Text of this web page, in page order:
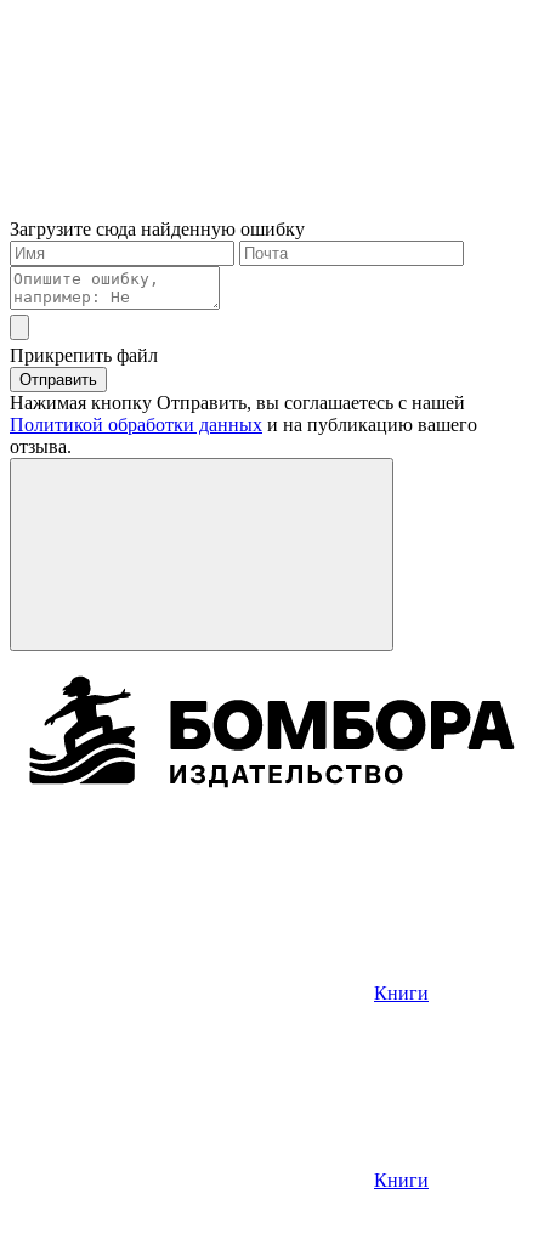
Загрузите сюда найденную ошибку
Прикрепить файл
Отправить
Нажимая кнопку Отправить, вы соглашаетесь с нашей
Политикой обработки данных и на публикацию вашего
отзыва.
Книги
Книги